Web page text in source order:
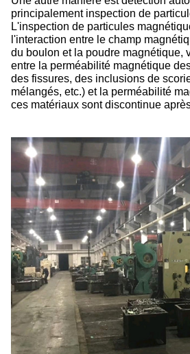
principalement inspection de
L'inspection de particules
l'interaction entre le champ
du boulon et la poudre magnétique,
entre la perméabilité magnétique
des fissures, des inclusions de
mélangés, etc.) et la perméabilité
ces matériaux sont discontinue